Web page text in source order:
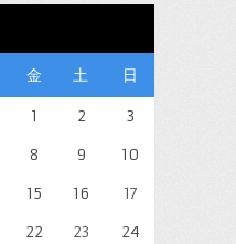
金 土 日
1 2
3
8 9
10
15 16
17
22 23
24